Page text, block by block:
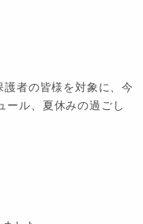
者の皆様を対象に、今
ール、夏休みの過ごし